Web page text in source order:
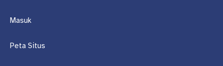
Masuk
Peta Situs